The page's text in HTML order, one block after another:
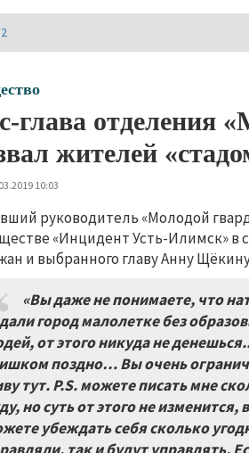
глава отделения
жителей
10:03
руководитель «Молодой
«Инцидент Усть-Илимск» в
и выбранного главу Анну
«Вы даже не понимаете, что
город малолетке без
от этого никуда не
поздно… Вы очень
тут. P.S. можете писать мне
но суть от этого не
убеждать себя сколько